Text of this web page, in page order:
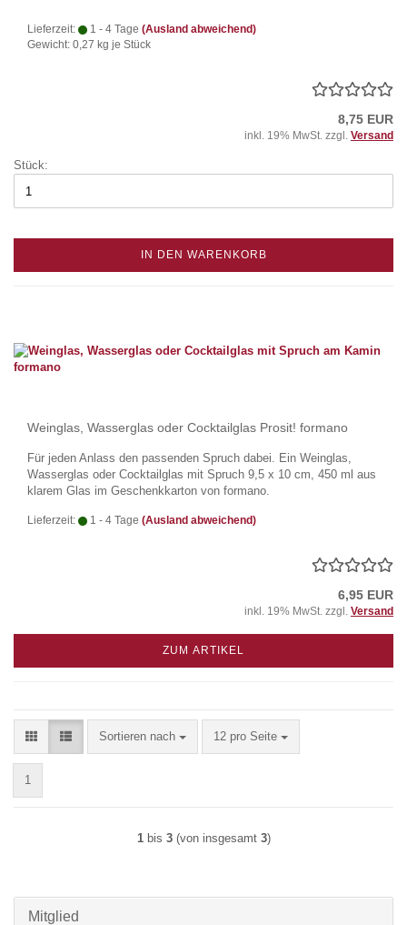
Lieferzeit: 1 - 4 Tage (Ausland abweichend)
Gewicht: 0,27 kg je Stück
8,75 EUR
inkl. 19% MwSt. zzgl. Versand
Stück:
IN DEN WARENKORB
Weinglas, Wasserglas oder Cocktailglas Prosit! formano
Für jeden Anlass den passenden Spruch dabei. Ein Weinglas,
Wasserglas oder Cocktailglas mit Spruch 9,5 x 10 cm, 450 ml aus
klarem Glas im Geschenkkarton von formano.
Lieferzeit: 1 - 4 Tage (Ausland abweichend)
6,95 EUR
inkl. 19% MwSt. zzgl. Versand
ZUM ARTIKEL
Sortieren nach
Sortieren nach 12 pro Seite
pro Seite
1
1bis 3(von insgesamt 3)
Mitglied